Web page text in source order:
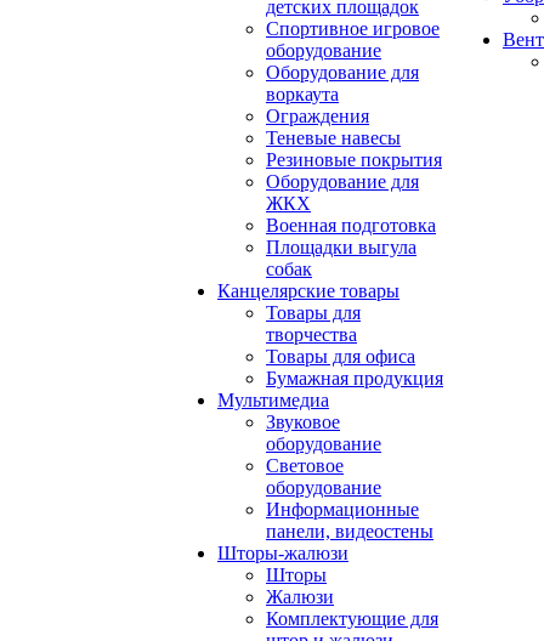
детских площадок
Спортивное игровое
оборудование
Оборудование для
воркаута
Ограждения
Теневые навесы
Резиновые покрытия
Оборудование для
ЖКХ
Военная подготовка
Площадки выгула
собак
Канцелярские товары
Товары для
творчества
Товары для офиса
Бумажная продукция
Мультимедиа
Звуковое
оборудование
Световое
оборудование
Информационные
панели, видеостены
Шторы-жалюзи
Шторы
Жалюзи
Комплектующие для